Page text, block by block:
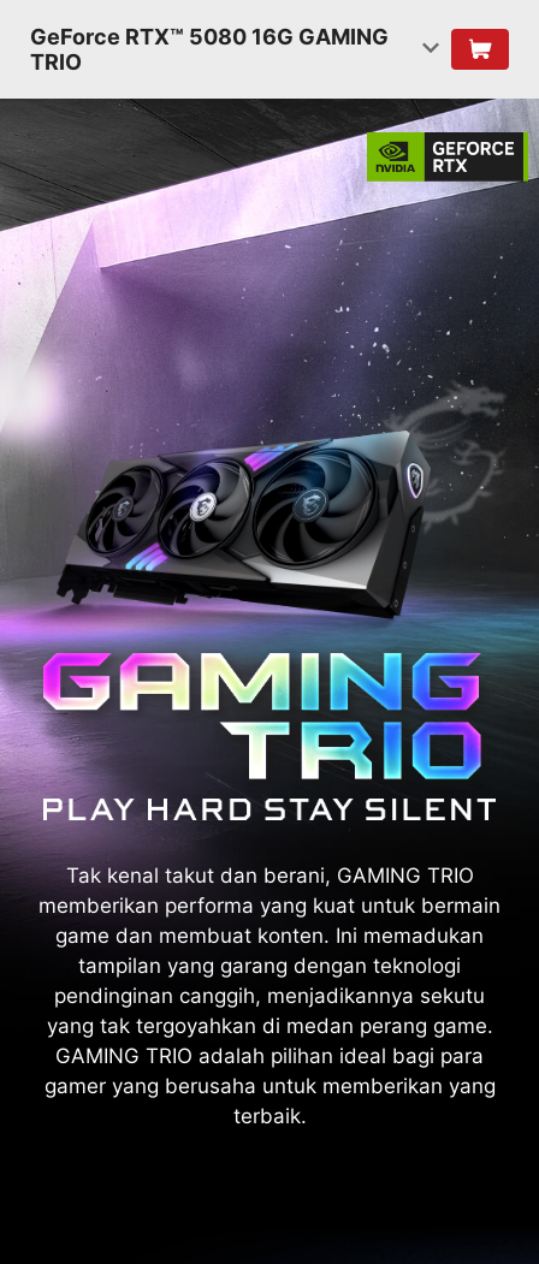
GeForce RTX™ 5080 16G GAMING
TRIO
Tak kenal takut dan berani, GAMING TRIO
memberikan performa yang kuat untuk bermain
game dan membuat konten. Ini memadukan
tampilan yang garang dengan teknologi
pendinginan canggih, menjadikannya sekutu
yang tak tergoyahkan di medan perang game.
GAMING TRIO adalah pilihan ideal bagi para
gamer yang berusaha untuk memberikan yang
terbaik.